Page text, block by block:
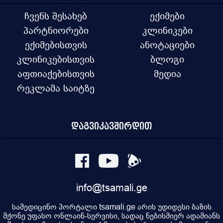
ჩვენს შესახებ
პარტნიორები
ექიმებისთვის
კლინიკებისთვის
აფთიაქებისთვის
რეკლამა საიტზე
ექიმები
კლინიკები
ანოტაციები
ბლოგი
მედია
დაგვიკავშირდით
info@tsamali.ge
სამედიცინო პორტალი tsamali.ge არის უდიდესი ბაზის
მქონე უფასო ონლაინ-სერვისი, სადაც ნებისმიერ ადამიანს